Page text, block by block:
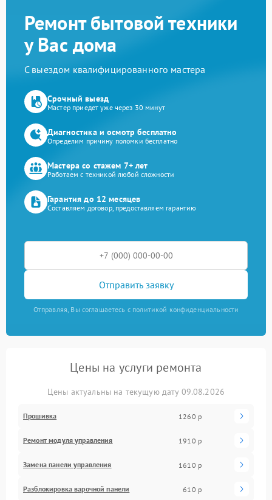
Ремонт бытовой техники
у Вас дома
С выездом квалифицированного мастера
Срочный выезд
Мастер приедет уже через 30 минут
Диагностика и осмотр бесплатно
Определим причину поломки бесплатно
Мастера со стажем 7+ лет
Работаем с техникой любой сложности
Гарантия до 12 месяцев
Составляем договор, предоставляем гарантию
Отправить заявку
Отправляя, Вы соглашаетесь с политикой конфиденциальности
Цены на услуги ремонта
Цены актуальны на текущую дату 09.08.2026
Прошивка 1260 р
Ремонт модуля управления 1910 р
Замена панели управления 1610 р
Разблокировка варочной панели 610 р